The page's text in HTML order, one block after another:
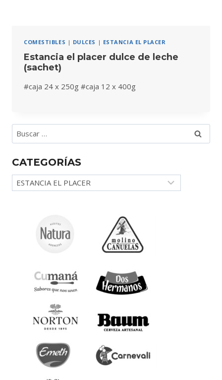
COMESTIBLES | DULCES | ESTANCIA EL PLACER
Estancia el placer dulce de leche
(sachet)
#caja 24 x 250g #caja 12 x 400g
Buscar:
CATEGORÍAS
Categorías